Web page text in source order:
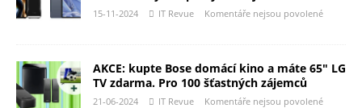
15-11-2024 IT Revue Komentáře nejsou povolené
AKCE: kupte Bose domácí kino a máte 65″ LG
TV zdarma. Pro 100 šťastných zájemců
21-06-2024 IT Revue Komentáře nejsou povolené